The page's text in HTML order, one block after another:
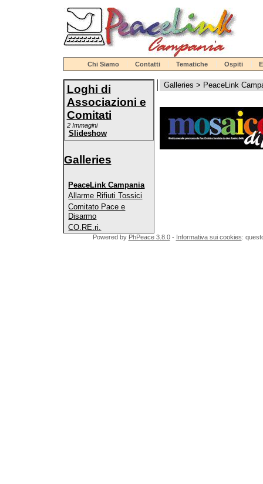
Chi Siamo Contatti Tematiche Ospiti
Loghi di
Associazioni e
Comitati
2 Immagini
Slideshow
Galleries
PeaceLink Campania
Allarme Rifiuti Tossici
Comitato Pace e
Disarmo
CO.RE.ri.
Galleries > PeaceLink
Powered by PhPeace 3.8.0- Informativa sui cookies: